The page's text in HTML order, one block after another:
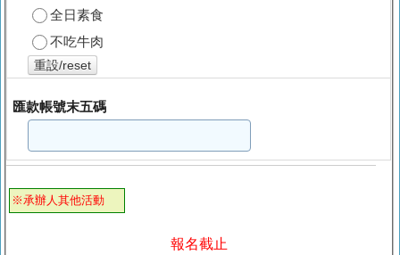
全日素食
不吃牛肉
重設/reset
匯款帳號末五碼
※承辦人其他活動
報名截止